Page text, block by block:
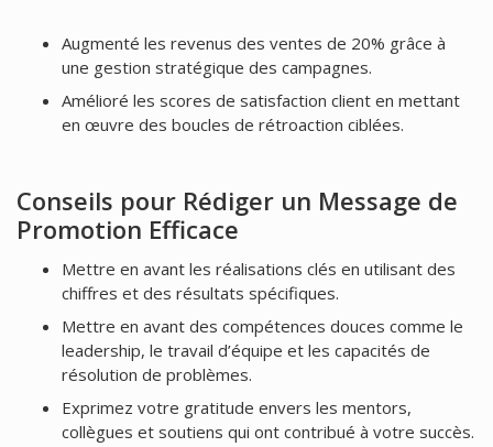
Augmenté les revenus des ventes de 20% grâce à
une gestion stratégique des campagnes.
Amélioré les scores de satisfaction client en mettant
en œuvre des boucles de rétroaction ciblées.
Conseils pour Rédiger un Message de
Promotion Efficace
Mettre en avant les réalisations clés en utilisant des
chiffres et des résultats spécifiques.
Mettre en avant des compétences douces comme le
leadership, le travail d’équipe et les capacités de
résolution de problèmes.
Exprimez votre gratitude envers les mentors,
collègues et soutiens qui ont contribué à votre succès.